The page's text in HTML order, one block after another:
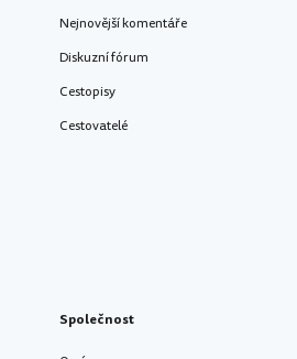
Nejnovější komentáře
Diskuzní fórum
Cestopisy
Cestovatelé
Společnost